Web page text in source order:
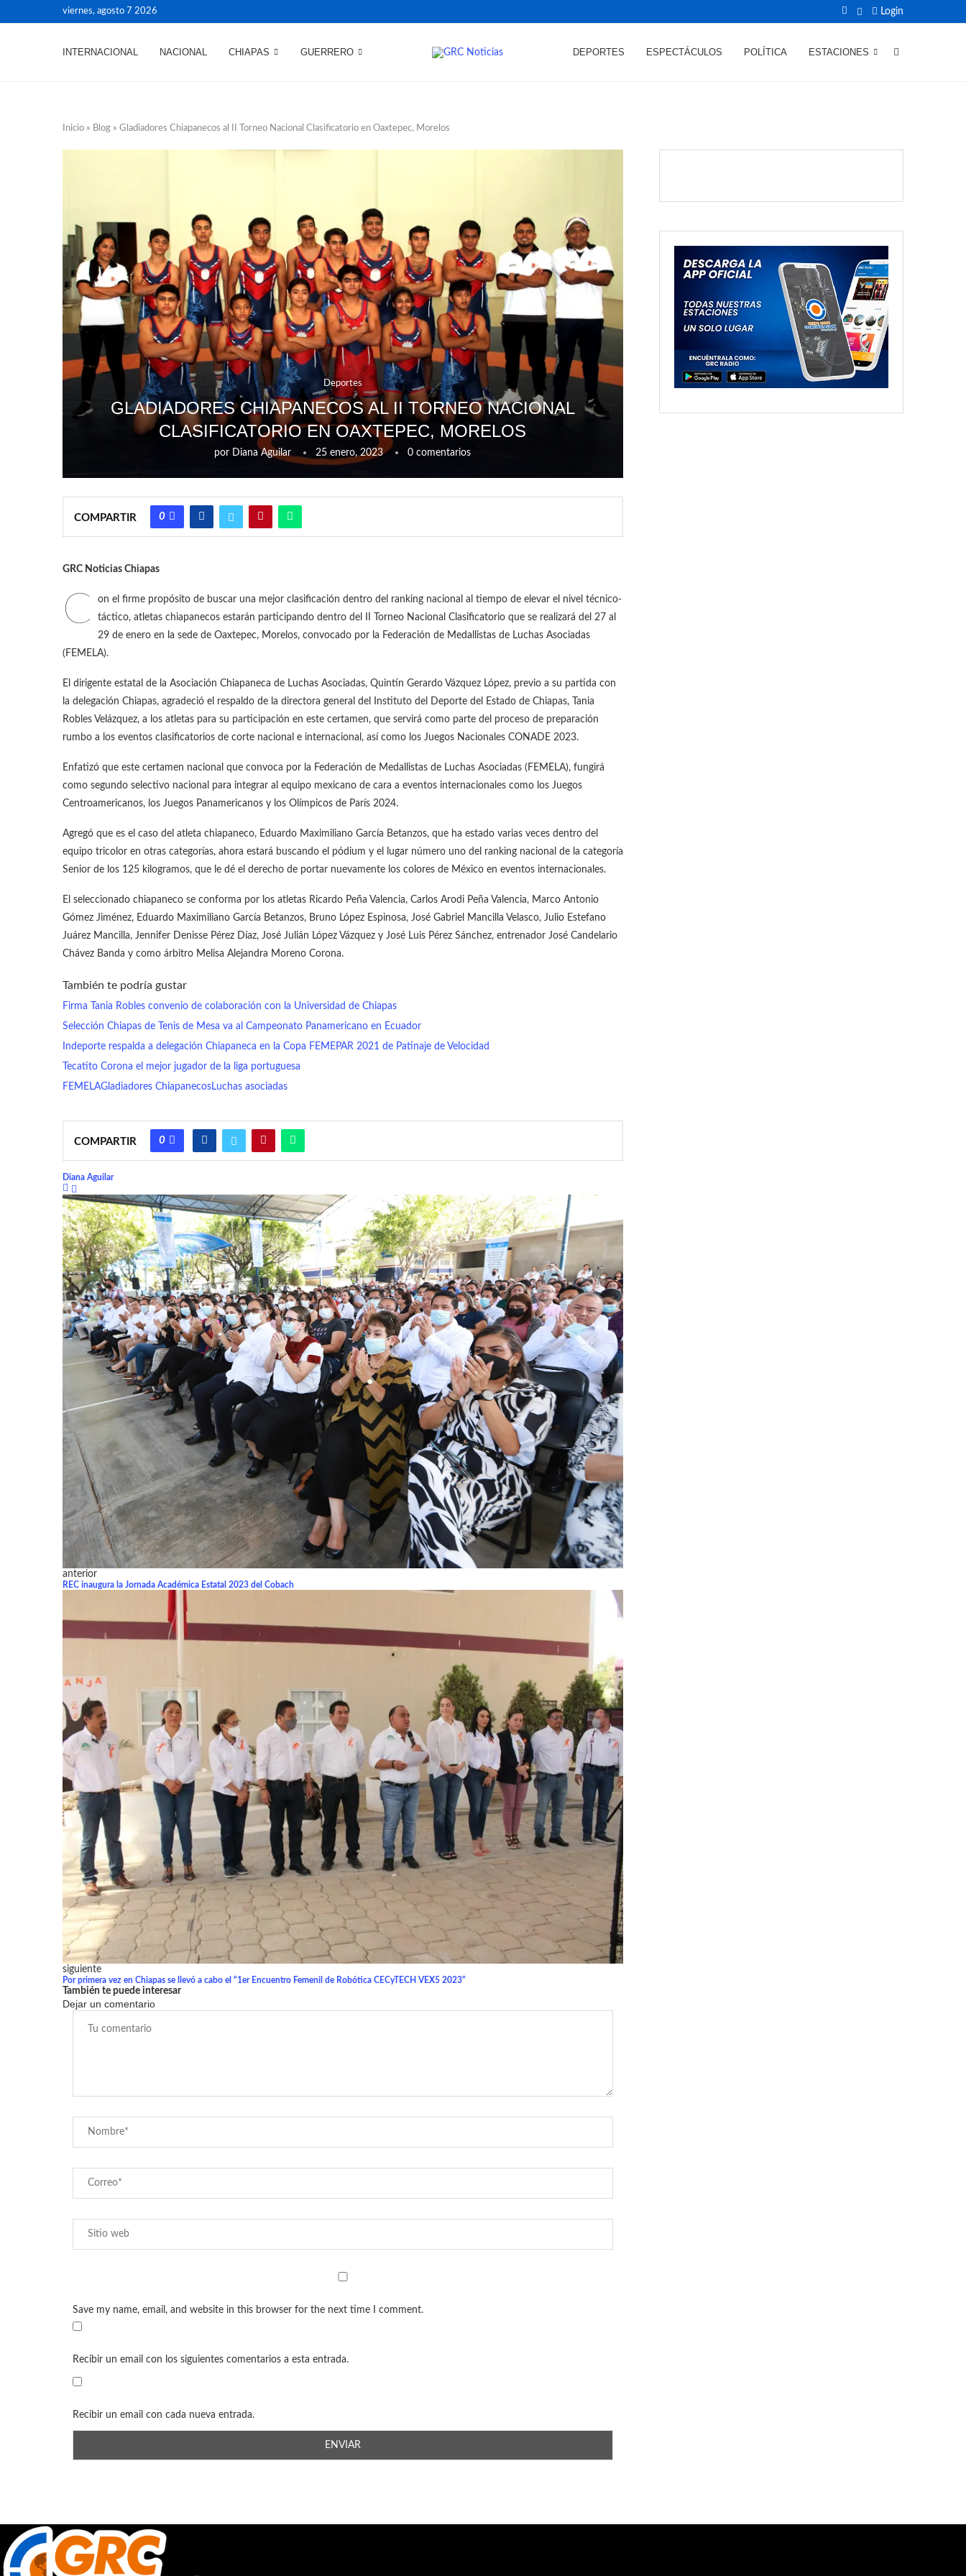
viernes, agosto 7 2026 Login
INTERNACIONAL NACIONAL CHIAPAS GUERRERO DEPORTES ESPECTÁCULOS POLÍTICA ESTACIONES
Inicio » Blog » Gladiadores Chiapanecos al II Torneo Nacional Clasificatorio en Oaxtepec, Morelos
Deportes
GLADIADORES CHIAPANECOS AL II TORNEO NACIONAL
CLASIFICATORIO EN OAXTEPEC, MORELOS
por Diana Aguilar 25 enero, 2023 0 comentarios
COMPARTIR 0
GRC Noticias Chiapas
C
on el firme propósito de buscar una mejor clasificación dentro del ranking nacional al tiempo de elevar el nivel técnico-
táctico, atletas chiapanecos estarán participando dentro del II Torneo Nacional Clasificatorio que se realizará del 27 al
29 de enero en la sede de Oaxtepec, Morelos, convocado por la Federación de Medallistas de Luchas Asociadas
(FEMELA).
El dirigente estatal de la Asociación Chiapaneca de Luchas Asociadas, Quintín Gerardo Vázquez López, previo a su partida con
la delegación Chiapas, agradeció el respaldo de la directora general del Instituto del Deporte del Estado de Chiapas, Tania
Robles Velázquez, a los atletas para su participación en este certamen, que servirá como parte del proceso de preparación
rumbo a los eventos clasificatorios de corte nacional e internacional, así como los Juegos Nacionales CONADE 2023.
Enfatizó que este certamen nacional que convoca por la Federación de Medallistas de Luchas Asociadas (FEMELA), fungirá
como segundo selectivo nacional para integrar al equipo mexicano de cara a eventos internacionales como los Juegos
Centroamericanos, los Juegos Panamericanos y los Olímpicos de París 2024.
Agregó que es el caso del atleta chiapaneco, Eduardo Maximiliano García Betanzos, que ha estado varias veces dentro del
equipo tricolor en otras categorías, ahora estará buscando el pódium y el lugar número uno del ranking nacional de la categoría
Senior de los 125 kilogramos, que le dé el derecho de portar nuevamente los colores de México en eventos internacionales.
El seleccionado chiapaneco se conforma por los atletas Ricardo Peña Valencia, Carlos Arodi Peña Valencia, Marco Antonio
Gómez Jiménez, Eduardo Maximiliano García Betanzos, Bruno López Espinosa, José Gabriel Mancilla Velasco, Julio Estefano
Juárez Mancilla, Jennifer Denisse Pérez Díaz, José Julián López Vázquez y José Luis Pérez Sánchez, entrenador José Candelario
Chávez Banda y como árbitro Melisa Alejandra Moreno Corona.
También te podría gustar
Firma Tania Robles convenio de colaboración con la Universidad de Chiapas
Selección Chiapas de Tenis de Mesa va al Campeonato Panamericano en Ecuador
Indeporte respalda a delegación Chiapaneca en la Copa FEMEPAR 2021 de Patinaje de Velocidad
Tecatito Corona el mejor jugador de la liga portuguesa
FEMELAGladiadores ChiapanecosLuchas asociadas
COMPARTIR 0
Diana Aguilar
anterior
REC inaugura la Jornada Académica Estatal 2023 del Cobach
siguiente
Por primera vez en Chiapas se llevó a cabo el “1er Encuentro Femenil de Robótica CECyTECH VEX5 2023”
También te puede interesar
Dejar un comentario
Save my name, email, and website in this browser for the next time I comment.
Recibir un email con los siguientes comentarios a esta entrada.
Recibir un email con cada nueva entrada.